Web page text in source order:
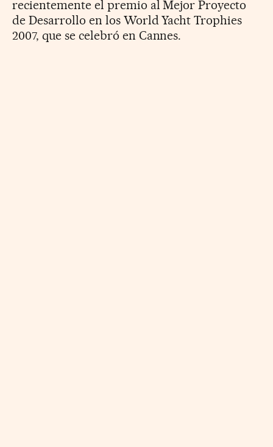
recientemente el premio al Mejor Proyecto
de Desarrollo en los World Yacht Trophies
2007, que se celebró en Cannes.